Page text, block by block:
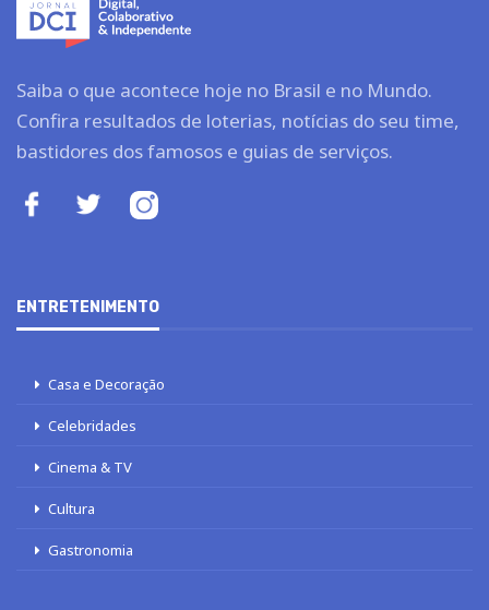
Saiba o que acontece hoje no Brasil e no Mundo.
Confira resultados de loterias, notícias do seu time,
bastidores dos famosos e guias de serviços.
ENTRETENIMENTO
Casa e Decoração
Celebridades
Cinema & TV
Cultura
Gastronomia